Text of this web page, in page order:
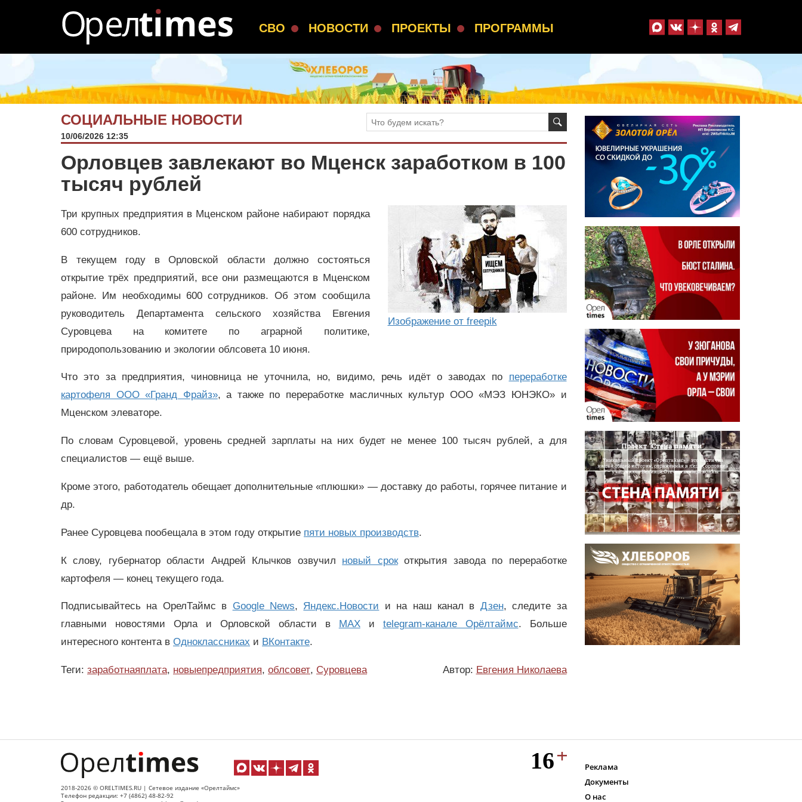
СВО НОВОСТИ ПРОЕКТЫ ПРОГРАММЫ
СОЦИАЛЬНЫЕ НОВОСТИ
10/06/2026 12:35
Орловцев завлекают во Мценск заработком в 100
тысяч рублей
Изображение от freepik
Три крупных предприятия в Мценском районе набирают порядка
600 сотрудников.
В текущем году в Орловской области должно состояться
открытие трёх предприятий, все они размещаются в Мценском
районе. Им необходимы 600 сотрудников. Об этом сообщила
руководитель Департамента сельского хозяйства Евгения
Суровцева на комитете по аграрной политике,
природопользованию и экологии облсовета 10 июня.
Что это за предприятия, чиновница не уточнила, но, видимо, речь идёт о заводах по переработке
картофеля ООО «Гранд Фрайз», а также по переработке масличных культур ООО «МЭЗ ЮНЭКО» и
Мценском элеваторе.
По словам Суровцевой, уровень средней зарплаты на них будет не менее 100 тысяч рублей, а для
специалистов — ещё выше.
Кроме этого, работодатель обещает дополнительные «плюшки» — доставку до работы, горячее питание и
др.
Ранее Суровцева пообещала в этом году открытие пяти новых производств.
К слову, губернатор области Андрей Клычков озвучил новый срокоткрытия завода по переработке
картофеля — конец текущего года.
Подписывайтесь на ОрелТаймс в Google News, Яндекс.Новости и на наш канал в Дзен, следите за
главными новостями Орла и Орловской области в
MAXи telegram-канале Орёлтаймс. Больше
интересного контента в Одноклассниках и ВКонтакте.
Теги: заработнаяплата, новыепредприятия, облсовет, Суровцева Автор: Евгения Николаева
2018-2026 © ORELTIMES.RU | Сетевое издание «Орелтаймс»
Телефон редакции: +7 (4862) 48-82-92
Реклама
Документы
О нас